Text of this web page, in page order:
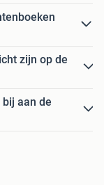
zijn op de
aan de